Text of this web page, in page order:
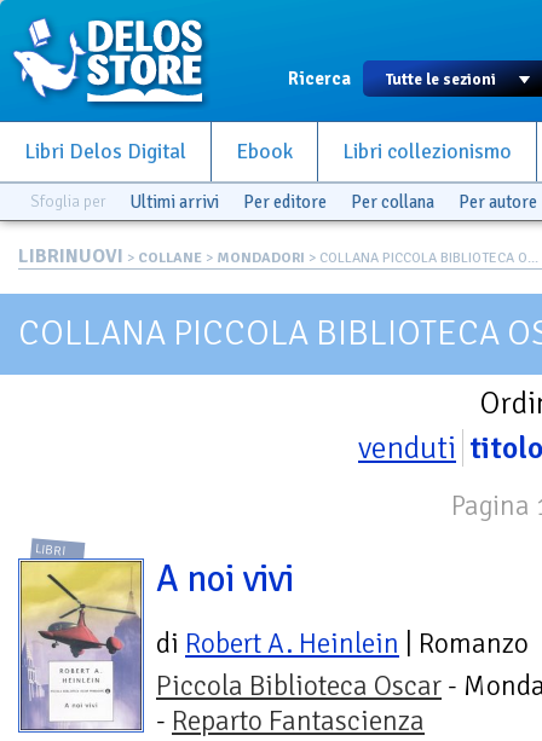
Ricerca
Libri Delos Digital Ebook Libri collezionismo
Sfoglia per Ultimi arrivi Per editore Per collana Per autore
LIBRINUOVI > COLLANE > MONDADORI > COLLANA PICCOLA BIBLIOTECA O...
COLLANA PICCOLA BIBLIOTECA
venduti titolo
Pagina
LIBRI
A noi vivi
di Robert A. Heinlein | Romanzo
Piccola Biblioteca Oscar -
- Reparto Fantascienza